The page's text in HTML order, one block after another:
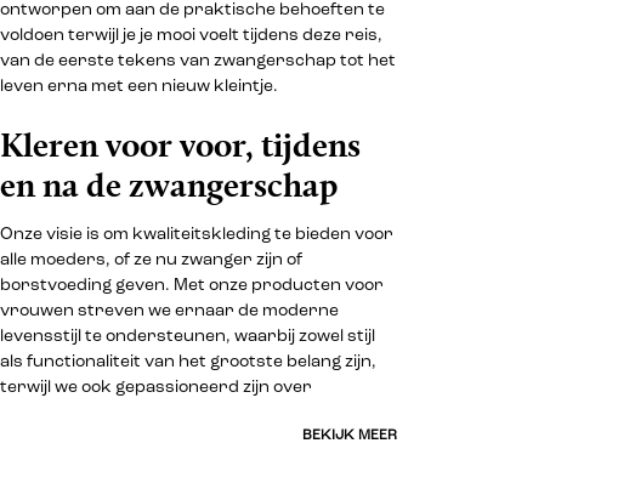
ontworpen om aan de praktische behoeften te
voldoen terwijl je je mooi voelt tijdens deze reis,
van de eerste tekens van zwangerschap tot het
leven erna met een nieuw kleintje.
Kleren voor voor, tijdens
en na de zwangerschap
Onze visie is om kwaliteitskleding te bieden voor
alle moeders, of ze nu zwanger zijn of
borstvoeding geven. Met onze producten voor
vrouwen streven we ernaar de moderne
levensstijl te ondersteunen, waarbij zowel stijl
als functionaliteit van het grootste belang zijn,
terwijl we ook gepassioneerd zijn over
BEKIJK MEER